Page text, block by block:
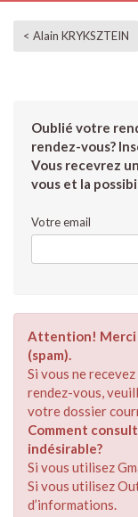
< Alain KRYKSZTEIN
Oublié votre
rendez-vous?
Vous recevrez
vous et la
Votre email
Attention! Merci
(spam).
Si vous ne
rendez-vous,
votre dossier
Comment
indésirable?
Si vous utilisez
Si vous utilisez
d’informations.